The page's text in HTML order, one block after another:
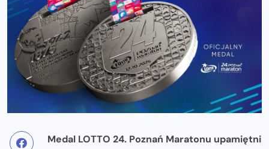
Medal LOTTO 24. Poznań Maratonu upamiętni